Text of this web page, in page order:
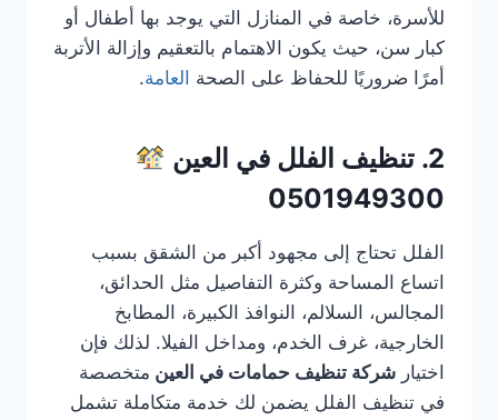
للأسرة، خاصة في المنازل التي يوجد بها أطفال أو
كبار سن، حيث يكون الاهتمام بالتعقيم وإزالة الأتربة
أمرًا ضروريًا للحفاظ على الصحة العامة.
2. تنظيف الفلل في العين
0501949300
الفلل تحتاج إلى مجهود أكبر من الشقق بسبب
اتساع المساحة وكثرة التفاصيل مثل الحدائق،
المجالس، السلالم، النوافذ الكبيرة، المطابخ
الخارجية، غرف الخدم، ومداخل الفيلا. لذلك فإن
اختيار شركة تنظيف حمامات في العين متخصصة
في تنظيف الفلل يضمن لك خدمة متكاملة تشمل